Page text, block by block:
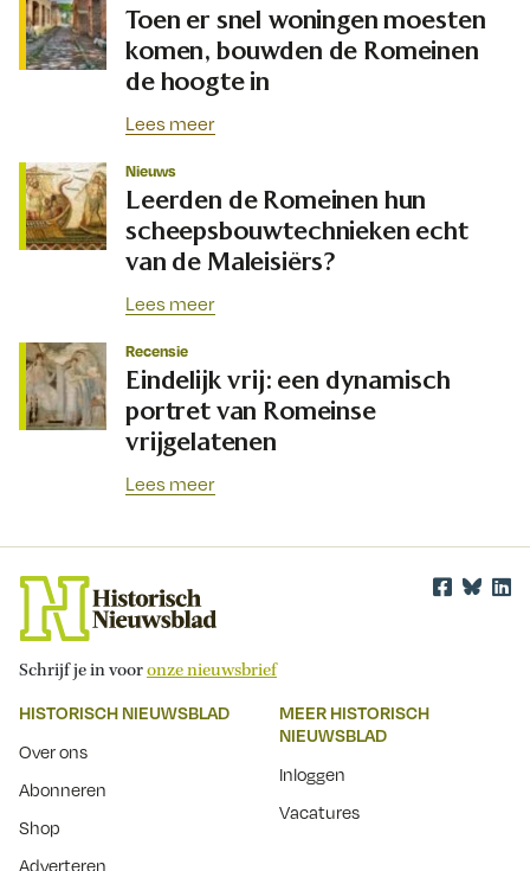
Toen er snel woningen moesten
komen, bouwden de Romeinen
de hoogte in
Lees meer
Nieuws
Leerden de Romeinen hun
scheepsbouwtechnieken echt
van de Maleisiërs?
Lees meer
Recensie
Eindelijk vrij: een dynamisch
portret van Romeinse
vrijgelatenen
Lees meer
Schrijf je in vooronze nieuwsbrief
HISTORISCH NIEUWSBLAD
Over ons
Abonneren
Shop
Adverteren
MEER HISTORISCH
NIEUWSBLAD
Inloggen
Vacatures